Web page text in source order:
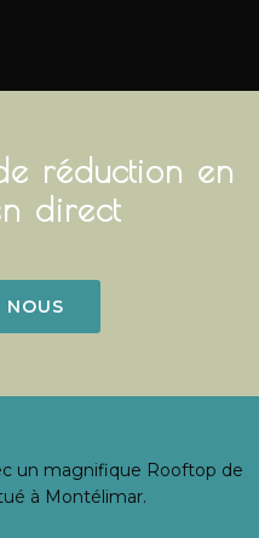
réduction en
direct
NOUS
un magnifique Rooftop de
à Montélimar.